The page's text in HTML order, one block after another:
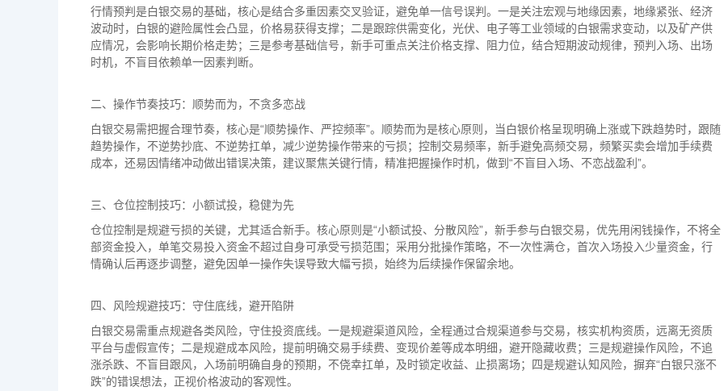
行情预判是白银交易的基础，核心是结合多重因素交叉验证，避免单一信号误判。一是关注宏观与地缘因素，地缘紧张、经济
波动时，白银的避险属性会凸显，价格易获得支撑；二是跟踪供需变化，光伏、电子等工业领域的白银需求变动，以及矿产供
应情况，会影响长期价格走势；三是参考基础信号，新手可重点关注价格支撑、阻力位，结合短期波动规律，预判入场、出场
时机，不盲目依赖单一因素判断。
二、操作节奏技巧：顺势而为，不贪多恋战
白银交易需把握合理节奏，核心是“顺势操作、严控频率”。顺势而为是核心原则，当白银价格呈现明确上涨或下跌趋势时，跟随
趋势操作，不逆势抄底、不逆势扛单，减少逆势操作带来的亏损；控制交易频率，新手避免高频交易，频繁买卖会增加手续费
成本，还易因情绪冲动做出错误决策，建议聚焦关键行情，精准把握操作时机，做到“不盲目入场、不恋战盈利”。
三、仓位控制技巧：小额试投，稳健为先
仓位控制是规避亏损的关键，尤其适合新手。核心原则是“小额试投、分散风险”，新手参与白银交易，优先用闲钱操作，不将全
部资金投入，单笔交易投入资金不超过自身可承受亏损范围；采用分批操作策略，不一次性满仓，首次入场投入少量资金，行
情确认后再逐步调整，避免因单一操作失误导致大幅亏损，始终为后续操作保留余地。
四、风险规避技巧：守住底线，避开陷阱
白银交易需重点规避各类风险，守住投资底线。一是规避渠道风险，全程通过合规渠道参与交易，核实机构资质，远离无资质
平台与虚假宣传；二是规避成本风险，提前明确交易手续费、变现价差等成本明细，避开隐藏收费；三是规避操作风险，不追
涨杀跌、不盲目跟风，入场前明确自身的预期，不侥幸扛单，及时锁定收益、止损离场；四是规避认知风险，摒弃“白银只涨不
跌”的错误想法，正视价格波动的客观性。